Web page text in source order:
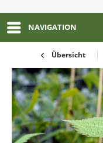
NAVIGATION
Übersicht